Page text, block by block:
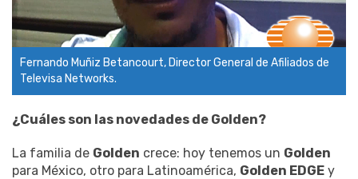
Fernando Muñiz Betancourt, Director General de Afiliados de
Televisa Networks.
¿Cuáles son las novedades de Golden?
La familia de Golden crece: hoy tenemos un Golden
para México, otro para Latinoamérica, Golden EDGE y